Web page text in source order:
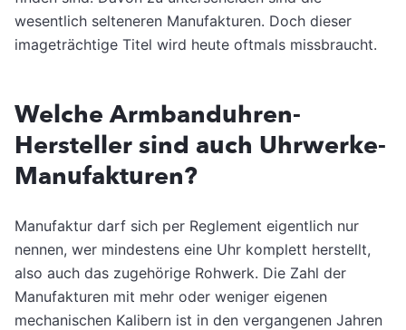
wesentlich selteneren Manufakturen. Doch dieser
imageträchtige Titel wird heute oftmals missbraucht.
Welche Armbanduhren-
Hersteller sind auch Uhrwerke-
Manufakturen?
Manufaktur darf sich per Reglement eigentlich nur
nennen, wer mindestens eine Uhr komplett herstellt,
also auch das zugehörige Rohwerk. Die Zahl der
Manufakturen mit mehr oder weniger eigenen
mechanischen Kalibern ist in den vergangenen Jahren